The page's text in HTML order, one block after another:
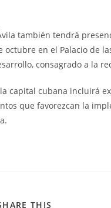
también tendrá
octubre en el Palacio de
consagrado a la
capital cubana incluirá
que favorezcan la
THIS